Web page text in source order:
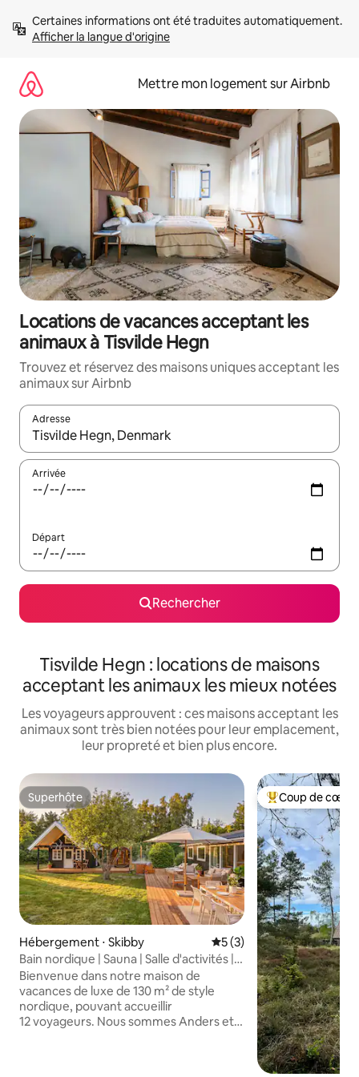
directement
Afficher la langue d'origine
Mettre mon logement sur Airbnb
Locations de vacances acceptant les
animaux à Tisvilde Hegn
Trouvez et réservez des maisons uniques acceptant les
animaux sur Airbnb
Adresse
Lorsque les résultats s'affichent, utilisez les flèches vers le
Arrivée
Départ
Rechercher
Tisvilde Hegn : locations de maisons
acceptant les animaux les mieux notées
Les voyageurs approuvent : ces maisons acceptant les
animaux sont très bien notées pour leur emplacement,
leur propreté et bien plus encore.
Superhôte
Superhôte
Hébergement ⋅ Skibby Évaluation moyenne sur
5 (3)
Bain nordique | Sauna | Salle d'activités |
Cinéma
Bienvenue dans notre maison de
vacances de luxe de 130 m² de style
nordique, pouvant accueillir
12 voyageurs. Nous sommes Anders et
Coups de cœur
Coup de cœur